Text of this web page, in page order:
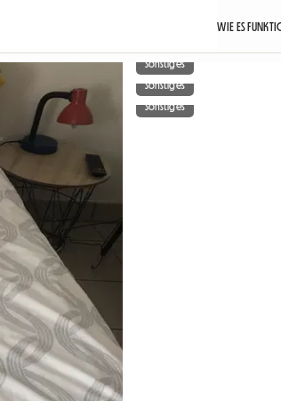
WIE ES
Sonstiges
Sonstiges
Sonstiges